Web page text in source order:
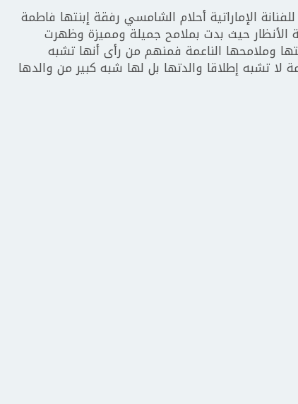
الإماراتية أحلام الشامسي رفقة إبنتها فاطمة
حيث بدت بملامح جميلة ومميزة وظهرت
وملامحها الناعمة فمنهم من رأى أنها تشبه
لا تشبه إطلاقا والدتها بل لها شبه كبير من والدها